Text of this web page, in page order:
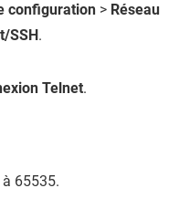
configuration > Réseau
SSH.
Telnet.
65535.